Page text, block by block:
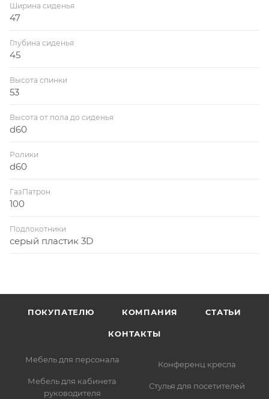
Ширина сиденья
47
Глубина сиденья
45
Высота спинки
53
Высота от пола до сиденья
d60
Ролики
d60
ГазПатрон
100
Подлокотники
серый пластик 3D
ПОКУПАТЕЛЮ КОМПАНИЯ СТАТЬИ
КОНТАКТЫ
Мебель для персонала
Мебель для кабинета
руководителя
Конференц кресла
Стулья для посетителей